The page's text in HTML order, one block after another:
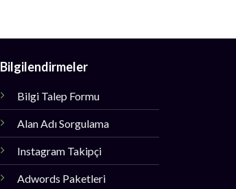
Bilgilendirmeler
Bilgi Talep Formu
Alan Adı Sorgulama
Instagram Takipçi
Adwords Paketleri